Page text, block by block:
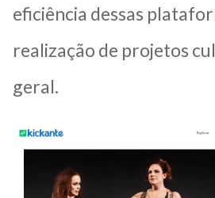
eficiência dessas
realização de projetos
geral.